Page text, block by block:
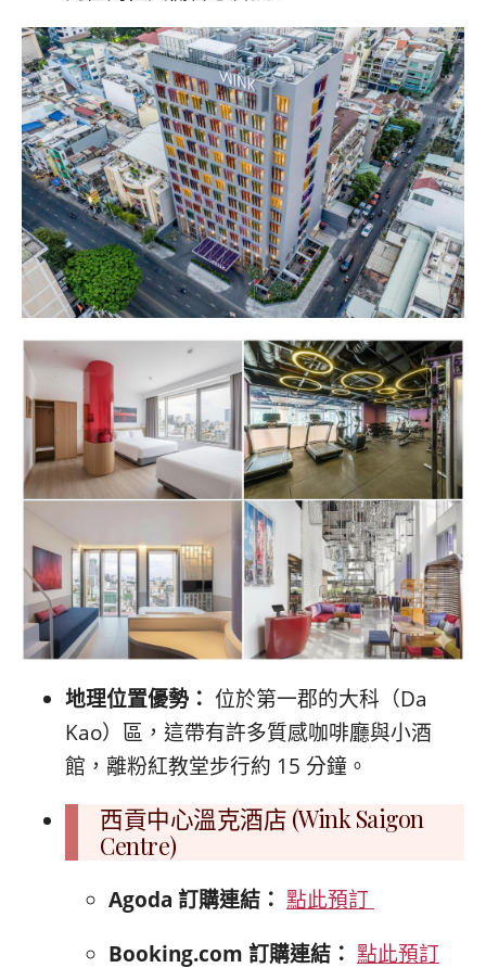
地理位置優勢： 位於第一郡的大科（Da
Kao）區，這帶有許多質感咖啡廳與小酒
館，離粉紅教堂步行約 15 分鐘。
西貢中心溫克酒店 (Wink Saigon
Centre)
Agoda 訂購連結： 點此預訂
Booking.com 訂購連結： 點此預訂